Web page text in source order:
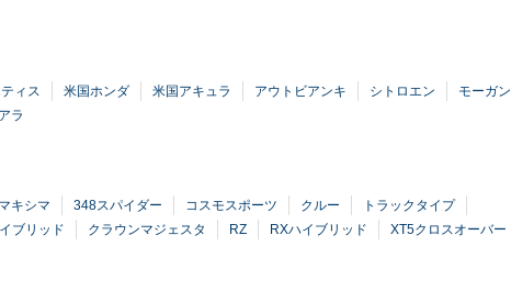
ィス 米国ホンダ 米国アキュラ アウトビアンキ シトロエン
モーガン
ラ
キシマ 348スパイダー コスモスポーツ クルー
トラックタイプ
ブリッド クラウンマジェスタ RZ RXハイブリッド XT5クロスオーバー